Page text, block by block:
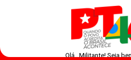
Olá , Militante! Seja